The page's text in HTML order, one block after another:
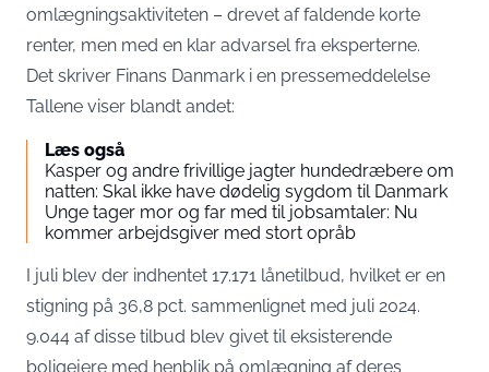
omlægningsaktiviteten – drevet af faldende korte
renter, men med en klar advarsel fra eksperterne.
Det skriver Finans Danmark i en pressemeddelelse
Tallene viser blandt andet:
Læs også
Kasper og andre frivillige jagter hundedræbere om
natten: Skal ikke have dødelig sygdom til Danmark
Unge tager mor og far med til jobsamtaler: Nu
kommer arbejdsgiver med stort opråb
I juli blev der indhentet 17.171 lånetilbud, hvilket er en
stigning på 36,8 pct. sammenlignet med juli 2024.
9.044 af disse tilbud blev givet til eksisterende
boligejere med henblik på omlægning af deres